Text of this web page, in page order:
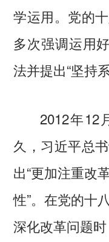
学运用。党的
多次强调运用
法并提出“坚持
2012年12
久，习近平总
出“更加注重改
性”。在党的十
深化改革问题